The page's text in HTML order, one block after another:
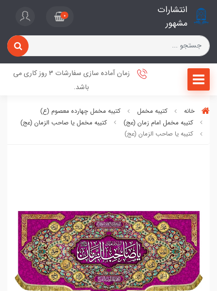
انتشارات
مشهور
0
زمان آماده سازی سفارشات 3 روز کاری می
باشد.
خانه کتیبه مخمل
کتیبه مخمل چهارده معصوم (ع)
کتیبه مخمل امام زمان (عج)
کتیبه مخمل یا صاحب الزمان (عج)
کتیبه یا صاحب الزمان (عج)